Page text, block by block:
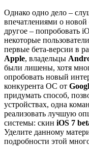
Однако одно дело –
впечатлениями о
другое – попробовать
некоторые пользователи
первые бета-версии в
Apple, владельцы
были лишены, хотя
опробовать новый
конкурента ОС от
придумать способ,
устройствах, одна
реализовать лучшую
системы: скин iOS 7
Уделите данному
подробности этой